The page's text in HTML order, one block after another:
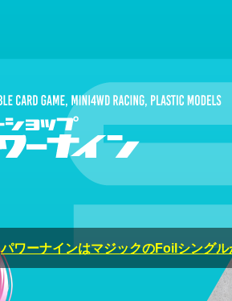
パワーナインはマジックのFoilシング